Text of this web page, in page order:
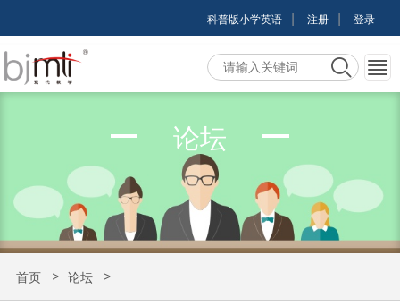
科普版小学英语 | 注册 | 登录
论坛
首页 论坛